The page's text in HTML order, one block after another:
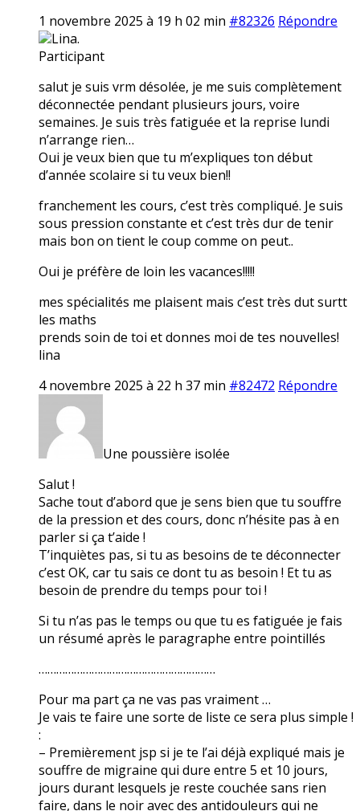
1 novembre 2025 à 19 h 02 min #82326 Répondre
Lina.
Participant
salut je suis vrm désolée, je me suis complètement
déconnectée pendant plusieurs jours, voire
semaines. Je suis très fatiguée et la reprise lundi
n’arrange rien…
Oui je veux bien que tu m’expliques ton début
d’année scolaire si tu veux bien!!
franchement les cours, c’est très compliqué. Je suis
sous pression constante et c’est très dur de tenir
mais bon on tient le coup comme on peut..
Oui je préfère de loin les vacances!!!!!
mes spécialités me plaisent mais c’est très dut surtt
les maths
prends soin de toi et donnes moi de tes nouvelles!
lina
4 novembre 2025 à 22 h 37 min #82472 Répondre
Une poussière isolée
Salut !
Sache tout d’abord que je sens bien que tu souffre
de la pression et des cours, donc n’hésite pas à en
parler si ça t’aide !
T’inquiètes pas, si tu as besoins de te déconnecter
c’est OK, car tu sais ce dont tu as besoin ! Et tu as
besoin de prendre du temps pour toi !
Si tu n’as pas le temps ou que tu es fatiguée je fais
un résumé après le paragraphe entre pointillés
……………………………………………………
Pour ma part ça ne vas pas vraiment …
Je vais te faire une sorte de liste ce sera plus simple !
:
– Premièrement jsp si je te l’ai déjà expliqué mais je
souffre de migraine qui dure entre 5 et 10 jours,
jours durant lesquels je reste couchée sans rien
faire, dans le noir avec des antidouleurs qui ne